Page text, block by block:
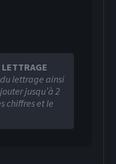
lettrage ainsi
jusqu’à 2
chiffres et le